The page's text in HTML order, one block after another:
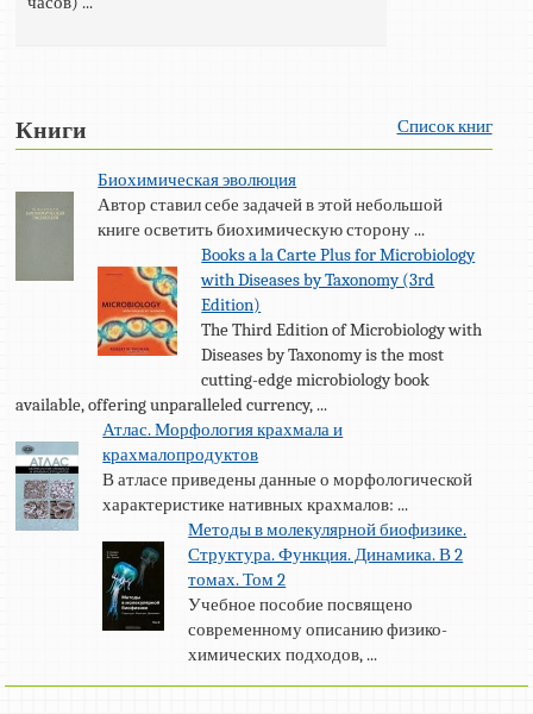
Книги Список книг
Биохимическая эволюция
Автор ставил себе задачей в этой небольшой
книге осветить биохимическую сторону ...
Books a la Carte Plus for Microbiology
with Diseases by Taxonomy (3rd
Edition)
The Third Edition of Microbiology with
Diseases by Taxonomy is the most
cutting-edge microbiology book
available, offering unparalleled currency, ...
Атлас. Морфология крахмала и
крахмалопродуктов
В атласе приведены данные о морфологической
характеристике нативных крахмалов: ...
Методы в молекулярной биофизике.
Структура. Функция. Динамика. В 2
томах. Том 2
Учебное пособие посвящено
современному описанию физико-
химических подходов, ...